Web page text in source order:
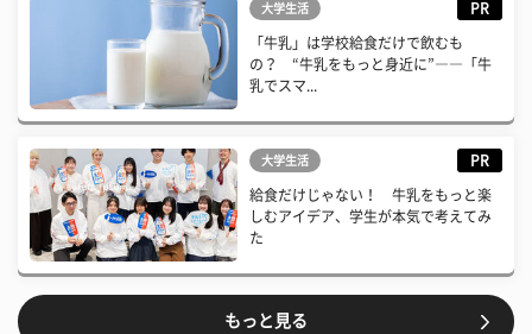
大学生活 PR
「牛乳」は学校給食だけで飲むも
の？ “牛乳をもっと身近に”――「牛
乳でスマ...
大学生活 PR
給食だけじゃない！ 牛乳をもっと楽
しむアイデア、学生が本気で考えてみ
た
もっと見る